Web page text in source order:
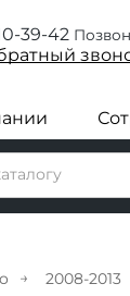
39-42
2008-2013